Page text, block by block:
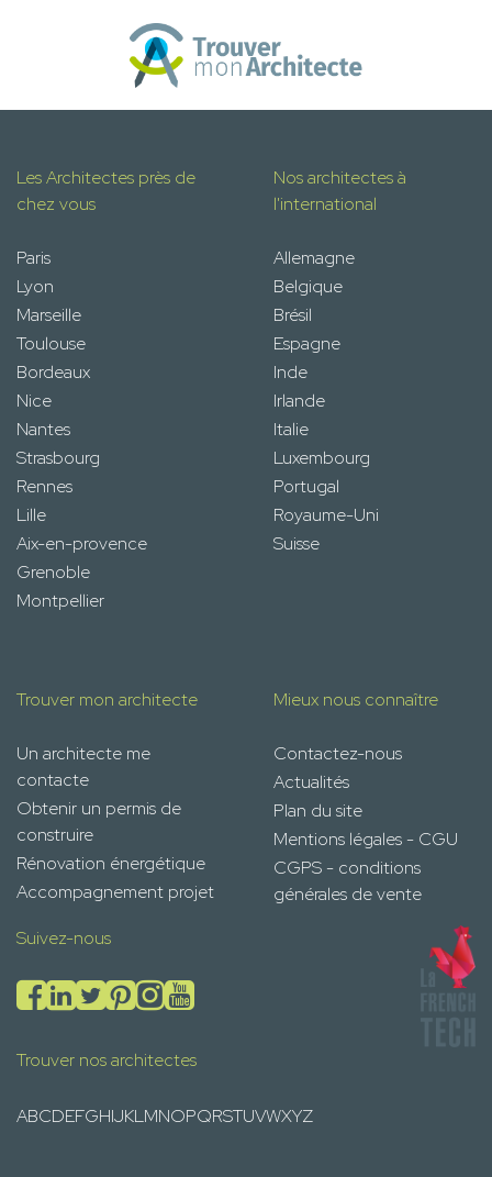
Les Architectes près de
chez vous
Paris
Lyon
Marseille
Toulouse
Bordeaux
Nice
Nantes
Strasbourg
Rennes
Lille
Aix-en-provence
Grenoble
Montpellier
Nos architectes à
l'international
Allemagne
Belgique
Brésil
Espagne
Inde
Irlande
Italie
Luxembourg
Portugal
Royaume-Uni
Suisse
Trouver mon architecte
Un architecte me
contacte
Obtenir un permis de
construire
Rénovation énergétique
Accompagnement projet
Mieux nous connaître
Contactez-nous
Actualités
Plan du site
Mentions légales - CGU
CGPS - conditions
générales de vente
Suivez-nous
Trouver nos architectes
ABCDEFGHIJKLMNOPQRSTUVWXYZ